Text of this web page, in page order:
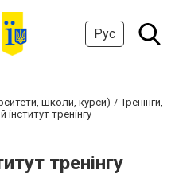
Рус
школи, курси)
Тренінги,
інститут тренінгу
тренінгу